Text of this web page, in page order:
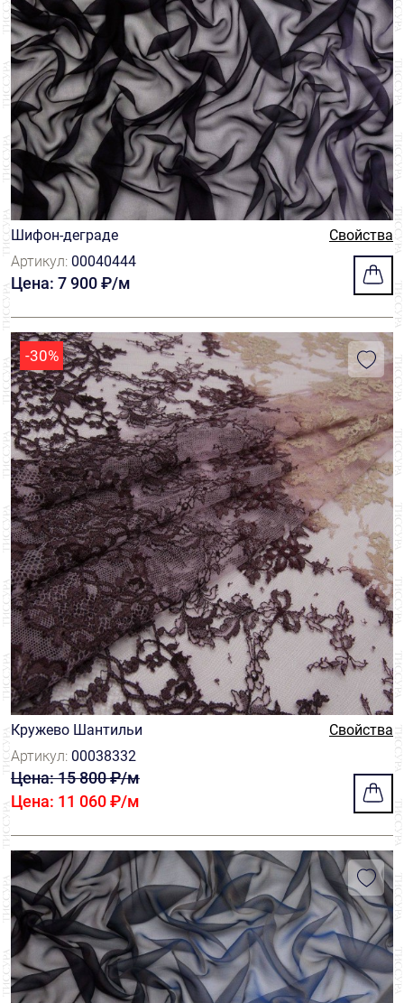
Шифон-деграде
Свойства
Артикул: 00040444
Цена: 7 900 ₽/м
-30%
Кружево Шантильи
Свойства
Артикул: 00038332
Цена: 15 800 ₽/м
Цена: 11 060 ₽/м